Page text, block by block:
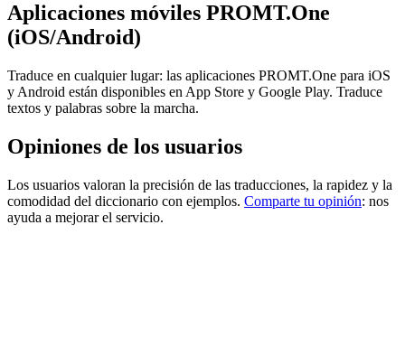
Aplicaciones móviles PROMT.One
(iOS/Android)
Traduce en cualquier lugar: las aplicaciones PROMT.One para iOS
y Android están disponibles en App Store y Google Play. Traduce
textos y palabras sobre la marcha.
Opiniones de los usuarios
Los usuarios valoran la precisión de las traducciones, la rapidez y la
comodidad del diccionario con ejemplos. Comparte tu opinión: nos
ayuda a mejorar el servicio.